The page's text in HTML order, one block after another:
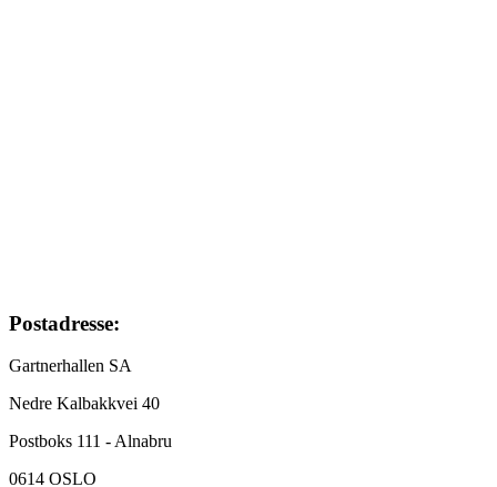
Postadresse:
Gartnerhallen SA
Nedre Kalbakkvei 40
Postboks 111 - Alnabru
0614 OSLO